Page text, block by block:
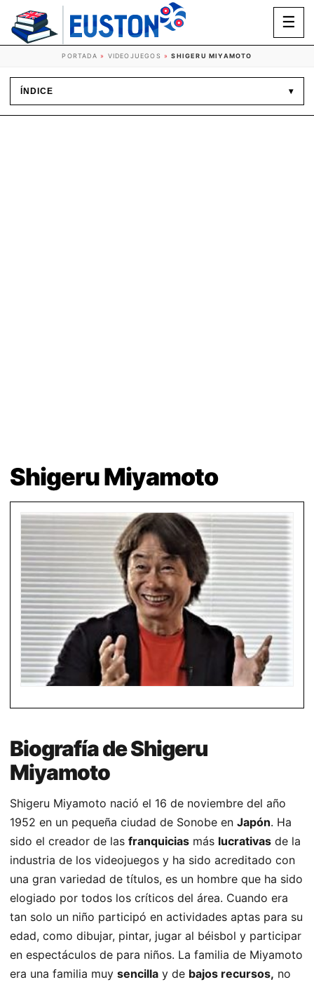
☰
PORTADA » VIDEOJUEGOS »SHIGERU MIYAMOTO
ÍNDICE ▾
Shigeru Miyamoto
Biografía de Shigeru
Miyamoto
Shigeru Miyamoto nació el 16 de noviembre del año
1952 en un pequeña ciudad de Sonobe en Japón. Ha
sido el creador de las franquicias más lucrativas de la
industria de los videojuegos y ha sido acreditado con
una gran variedad de títulos, es un hombre que ha sido
elogiado por todos los críticos del área. Cuando era
tan solo un niño participó en actividades aptas para su
edad, como dibujar, pintar, jugar al béisbol y participar
en espectáculos de para niños. La familia de Miyamoto
era una familia muy sencilla y de bajos recursos, no